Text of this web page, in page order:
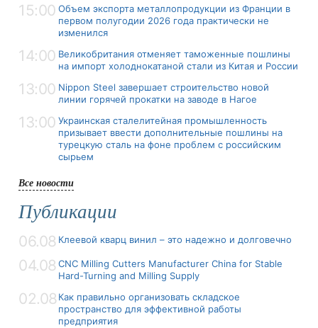
15:00 Объем экспорта металлопродукции из Франции в
первом полугодии 2026 года практически не
изменился
14:00 Великобритания отменяет таможенные пошлины
на импорт холоднокатаной стали из Китая и России
13:00 Nippon Steel завершает строительство новой
линии горячей прокатки на заводе в Нагое
13:00 Украинская сталелитейная промышленность
призывает ввести дополнительные пошлины на
турецкую сталь на фоне проблем с российским
сырьем
Все новости
Публикации
06.08 Клеевой кварц винил – это надежно и долговечно
04.08 CNC Milling Cutters Manufacturer China for Stable
Hard-Turning and Milling Supply
02.08 Как правильно организовать складское
пространство для эффективной работы
предприятия